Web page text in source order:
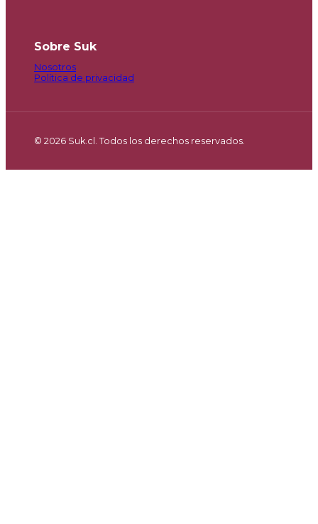
Sobre Suk
Nosotros
Política de privacidad
© 2026 Suk.cl. Todos los derechos reservados.